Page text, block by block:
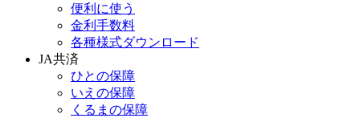
便利に使う
金利手数料
各種様式ダウンロード
JA共済
ひとの保障
いえの保障
くるまの保障